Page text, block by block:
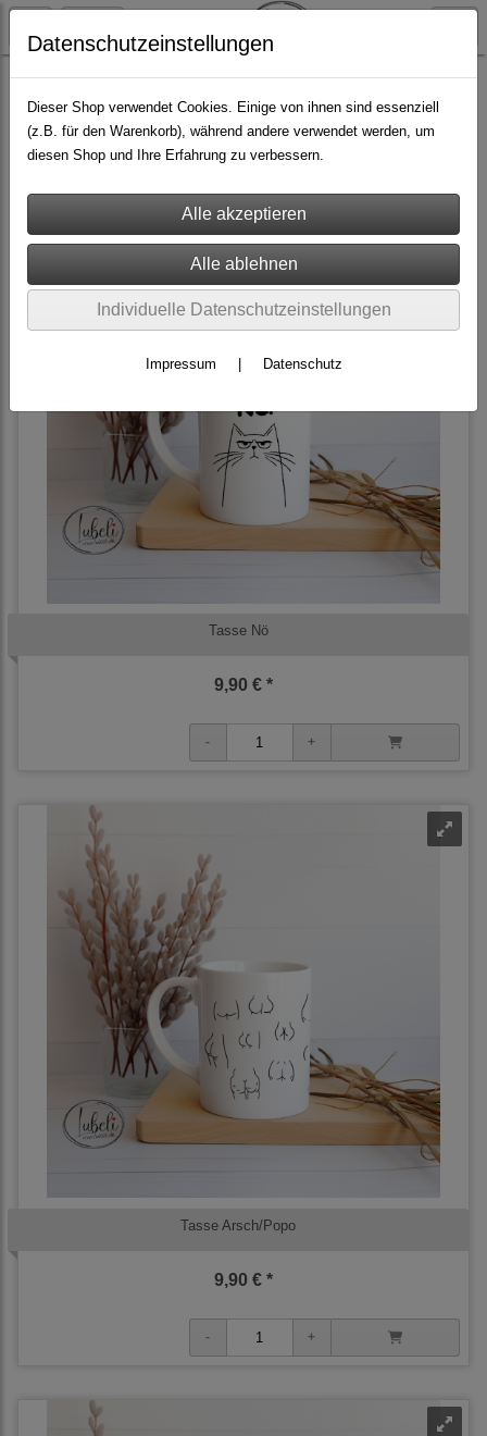
Tassen und Becher Keramiktassen
Sortierung wählen
Filter
Tasse Nö
9,90 € *
Tasse Arsch/Popo
9,90 € *
Datenschutzeinstellungen
Dieser Shop verwendet Cookies. Einige von ihnen sind essenziell
(z.B. für den Warenkorb), während andere verwendet werden, um
diesen Shop und Ihre Erfahrung zu verbessern.
Individuelle Datenschutzeinstellungen
Impressum Datenschutz